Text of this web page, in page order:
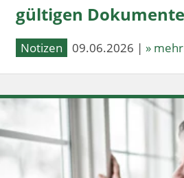
gültigen
Notizen 09.06.2026 | »